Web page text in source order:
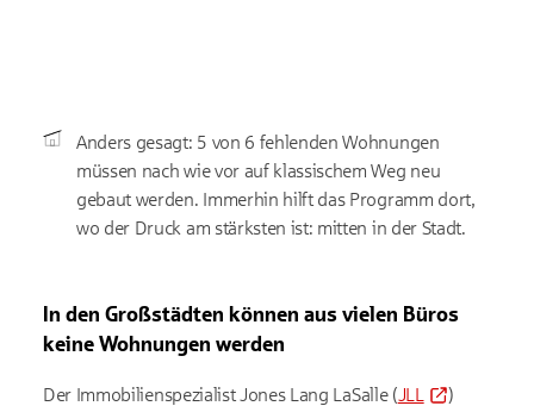
Anders gesagt: 5 von 6 fehlenden Wohnungen
müssen nach wie vor auf klassischem Weg neu
gebaut werden. Immerhin hilft das Programm dort,
wo der Druck am stärksten ist: mitten in der Stadt.
In den Großstädten können aus vielen Büros
keine Wohnungen werden
Der Immobilienspezialist Jones Lang LaSalle (JLL
)